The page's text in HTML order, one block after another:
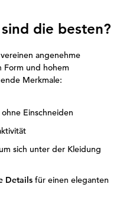
die besten?
angenehme
Form und hohem
Merkmale:
ohne Einschneiden
sich unter der Kleidung
Details für einen eleganten